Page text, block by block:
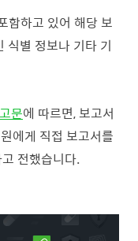
함하고 있어 해당 보
식별 정보나 기타 기
문에 따르면, 보고서
에게 직접 보고서를
전했습니다.